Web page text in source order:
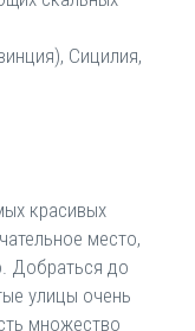
Сицилия,
красивых
место,
Добраться до
улицы очень
множество